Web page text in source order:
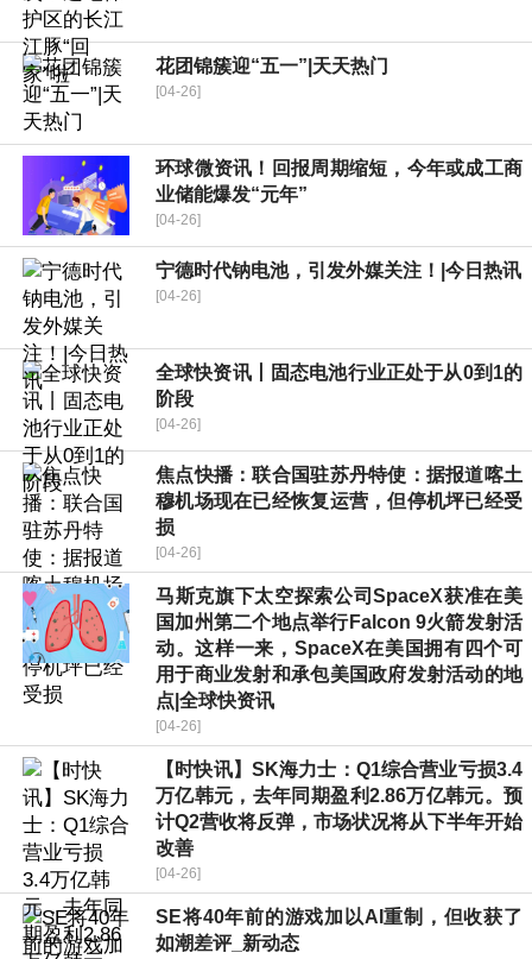
花团锦簇迎“五一”|天天热门
[04-26]
环球微资讯！回报周期缩短，今年或成工商
业储能爆发“元年”
[04-26]
宁德时代钠电池，引发外媒关注！|今日热讯
[04-26]
全球快资讯丨固态电池行业正处于从0到1的
阶段
[04-26]
焦点快播：联合国驻苏丹特使：据报道喀土
穆机场现在已经恢复运营，但停机坪已经受
损
[04-26]
马斯克旗下太空探索公司SpaceX获准在美
国加州第二个地点举行Falcon 9火箭发射活
动。这样一来，SpaceX在美国拥有四个可
用于商业发射和承包美国政府发射活动的地
点|全球快资讯
[04-26]
【时快讯】SK海力士：Q1综合营业亏损3.4
万亿韩元，去年同期盈利2.86万亿韩元。预
计Q2营收将反弹，市场状况将从下半年开始
改善
[04-26]
SE将40年前的游戏加以AI重制，但收获了
如潮差评_新动态